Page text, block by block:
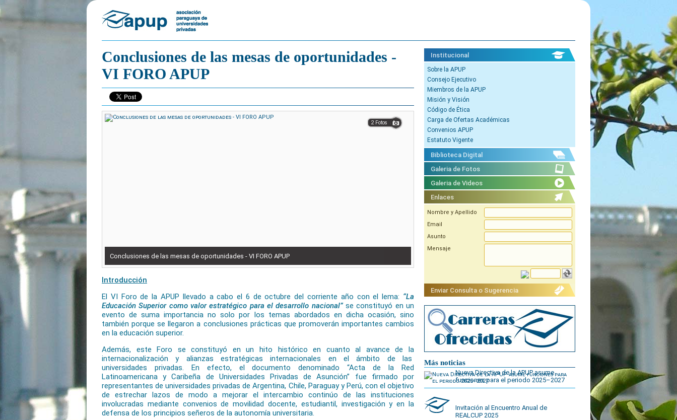
Conclusiones de las mesas de oportunidades -
VI FORO APUP
2 Fotos
Conclusiones de las mesas de oportunidades - VI FORO APUP
Introducción
El VI Foro de la APUP llevado a cabo el 6 de octubre del corriente año con el lema: “La
Educación Superior como valor estratégico para el desarrollo nacional”se constituyó en un
evento de suma importancia no solo por los temas abordados en dicha ocasión, sino
también porque se llegaron a conclusiones prácticas que promoverán importantes cambios
en la educación superior.
Además, este Foro se constituyó en un hito histórico en cuanto al avance de la
internacionalización y alianzas estratégicas internacionales en el ámbito de las
universidades privadas. En efecto, el documento denominado “Acta de la Red
Latinoamericana y Caribeña de Universidades Privadas de Asunción” fue firmado por
representantes de universidades privadas de Argentina, Chile, Paraguay y Perú, con el objetivo
de estrechar lazos de modo a mejorar el intercambio continúo de las instituciones
involucradas mediante convenios de movilidad docente, estudiantil, investigación y en la
defensa de los principios señeros de la autonomía universitaria.
Institucional
Sobre la APUP
Consejo Ejecutivo
Miembros de la APUP
Misión y Visión
Código de Ética
Carga de Ofertas Académicas
Convenios APUP
Estatuto Vigente
Biblioteca Digital
Galeria de Fotos
Galeria de Videos
Enlaces
Nombre y Apellido
Email
Asunto
Mensaje
Enviar Consulta o Sugerencia
Más noticias
Nueva Directiva de la APUP asume
funciones para el periodo 2025–2027
Invitación al Encuentro Anual de
REALCUP 2025